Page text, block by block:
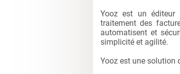
Yooz est un éditeur
traitement des
automatisent et
simplicité et agilité.
Yooz est une solution